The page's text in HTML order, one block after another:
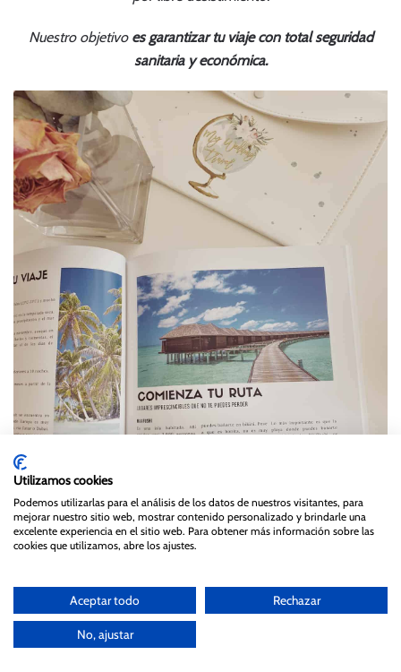
Nuestro objetivo es garantizar tu viaje con total seguridad
sanitaria y económica.
Utilizamos cookies
Podemos utilizarlas para el análisis de los datos de nuestros visitantes, para
mejorar nuestro sitio web, mostrar contenido personalizado y brindarle una
excelente experiencia en el sitio web. Para obtener más información sobre las
cookies que utilizamos, abre los ajustes.
Aceptar todo Rechazar
No, ajustar